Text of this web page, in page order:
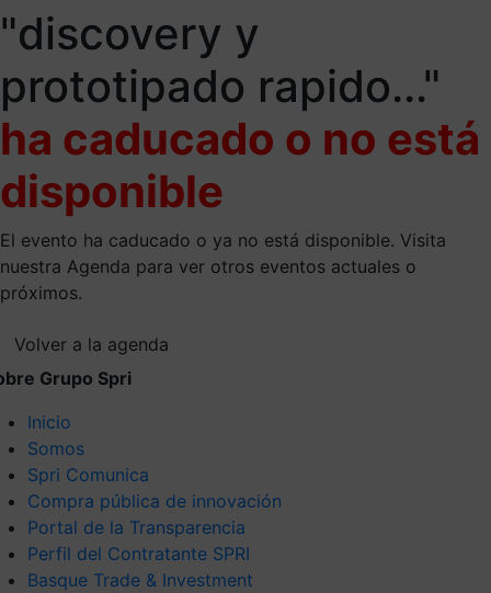
"discovery y
prototipado rapido..."
ha caducado o no está
disponible
El evento ha caducado o ya no está disponible. Visita
nuestra Agenda para ver otros eventos actuales o
próximos.
Volver a la agenda
Grupo Spri
Inicio
Somos
Spri Comunica
Compra pública de innovación
Portal de la Transparencia
Perfil del Contratante SPRI
Basque Trade & Investment